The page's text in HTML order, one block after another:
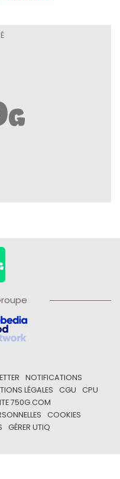
NOTIFICATIONS
LÉGALES CGU
CPU
750G.COM
COOKIES
GÉRER UTIQ